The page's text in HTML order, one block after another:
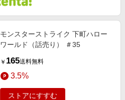
モンスターストライク 下町ハロー
ワールド（話売り） ＃35
￥ 165送料無料
3.5%
ストアにすすむ